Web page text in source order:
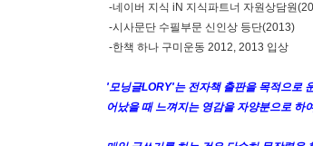
-네이버 지식 iN 지식파트너 자원상담원
-시사문단 수필부문 신인상 등단(2013)
-한책 하나 구미운동 2012, 2013 입상
'모닝글LORY'는 전자책 출판을 목적으로
어났을 때 느껴지는 영감을 자양분으로 하